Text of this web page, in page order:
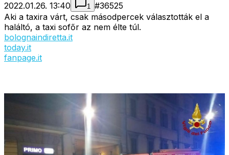
2022.01.26. 13:40 1 #36525
Aki a taxira várt, csak másodpercek választották el a
haláltó, a taxi sofőr az nem élte túl.
bolognaindiretta.it
today.it
fanpage.it